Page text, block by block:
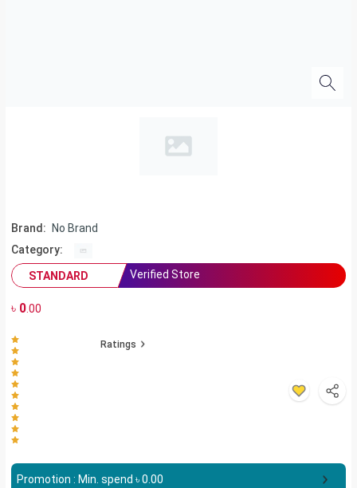
Brand:
No Brand
Category:
STANDARD
Verified Store
৳ 0.00
Ratings
Promotion : Min. spend ৳0.00